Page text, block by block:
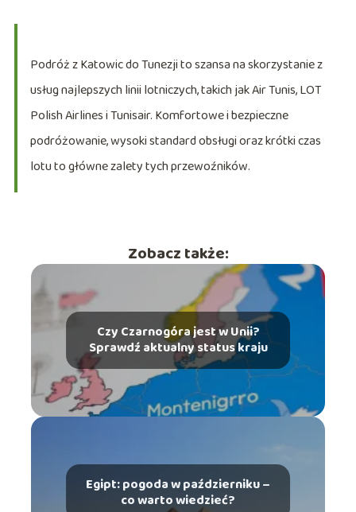
Podróż z Katowic do Tunezji to szansa na skorzystanie z
usług najlepszych linii lotniczych, takich jak Air Tunis, LOT
Polish Airlines i Tunisair. Komfortowe i bezpieczne
podróżowanie, wysoki standard obsługi oraz krótki czas
lotu to główne zalety tych przewoźników.
Zobacz także:
Czy Czarnogóra jest w Unii?
Sprawdź aktualny status kraju
Egipt: pogoda w październiku –
co warto wiedzieć?